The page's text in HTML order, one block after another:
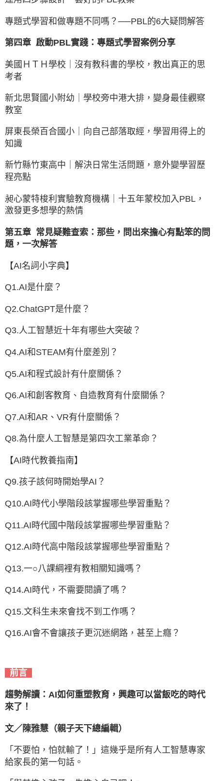
專題式學習和做專題不同嗎？──PBL的6大疑問解答
第四章 啟動PBL實踐：專題式學習案例分享
美國ＨＴＨ學校｜沒有教科書的學校，教出真正的思
考者
新北思賢國小附幼｜學校旁中港大排，變身最佳觀察
教室
屏東長榮百合國小｜向自己部落取經，學習用得上的
知識
新竹縣竹東高中｜解決日常生活問題，意外變學習歷
程亮點
昶心蒙特梭利實驗教育機構｜十五年蒙校加入PBL，
激發更多想學的熱情
第五章 常見疑難查索：那些，問出來擔心有點笨的問
題，一次解答
【AI名詞小字典】
Q1.AI是什麼？
Q2.ChatGPT是什麼？
Q3.人工智慧近十年有哪些大突破？
Q4.AI和STEAM有什麼差別？
Q5.AI和程式設計有什麼關係？
Q6.AI和創客教育、自造教育有什麼關係？
Q7.AI和AR、VR有什麼關係？
Q8.為什麼人工智慧是第四次工業革命？
【AI時代教養指南】
Q9.孩子該何時開始學AI？
Q10.AI時代小學階段該掌握哪些學習重點？
Q11.AI時代國中階段該掌握哪些學習重點？
Q12.AI時代高中階段該掌握哪些學習重點？
Q13.一○八課綱裡有教相關知識嗎？
Q14.AI時代，不需要閱讀了嗎？
Q15.文科生未來會找不到工作嗎？
Q16.AI會不會讓孩子更沉迷網路，甚至上癮？
前言
趨勢解讀：AI如何重塑教育，興趣可以當飯吃的時代
來了！
文／陳雅慧（親子天下總編輯）
「不要怕，怕就輸了！」這幾乎是所有人工智慧專家
給家長的第一句話。